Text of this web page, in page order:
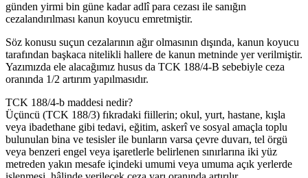
günden yirmi bin güne kadar adlî para cezası ile sanığın
cezalandırılması kanun koyucu emretmiştir.
Söz konusu suçun cezalarının ağır olmasının dışında, kanun koyucu
tarafından başkaca nitelikli hallere de kanun metninde yer verilmiştir.
Yazımızda ele alacağımız husus da TCK 188/4-B sebebiyle ceza
oranında 1/2 artırım yapılmasıdır.
TCK 188/4-b maddesi nedir?
Üçüncü (TCK 188/3) fıkradaki fiillerin; okul, yurt, hastane, kışla
veya ibadethane gibi tedavi, eğitim, askerî ve sosyal amaçla toplu
bulunulan bina ve tesisler ile bunların varsa çevre duvarı, tel örgü
veya benzeri engel veya işaretlerle belirlenen sınırlarına iki yüz
metreden yakın mesafe içindeki umumi veya umuma açık yerlerde